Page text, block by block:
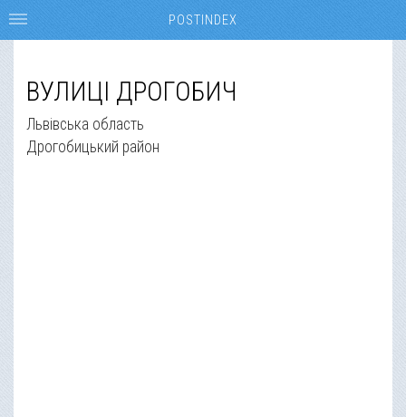
ВУЛИЦІ ДРОГОБИЧ
Львівська область
Дрогобицький район
POSTINDEX